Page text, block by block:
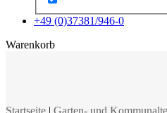
+49 (0)37381/946-0
Warenkorbx